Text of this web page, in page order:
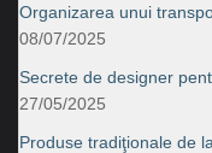
Organizarea unui
08/07/2025
Secrete de designer
27/05/2025
Produse tradiţionale de